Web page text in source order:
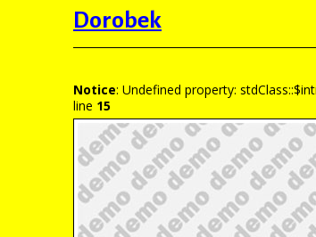
Zasoby
Obsługa klientów
Dorobek
Notice: Undefined property:
line 15